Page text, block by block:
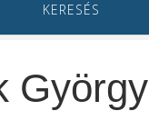
KERESÉS
György